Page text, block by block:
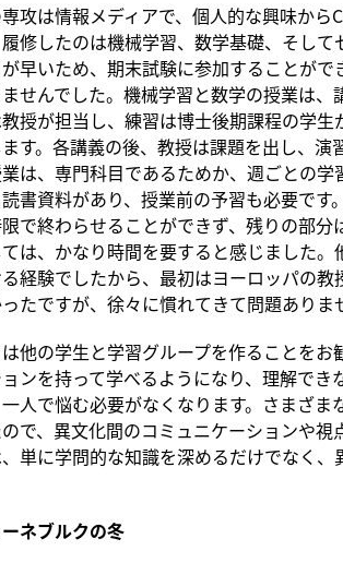
攻は情報メディアで、個人的な興味か
修したのは機械学習、数学基礎、そし
早いため、期末試験に参加することが
せんでした。機械学習と数学の授業は
授が担当し、練習は博士後期課程の学
す。各講義の後、教授は課題を出し、
は、専門科目であるためか、週ごとの
書資料があり、授業前の予習も必要で
で終わらせることができず、残りの部
ては、かなり時間を要すると感じました
経験でしたから、最初はヨーロッパの
たですが、徐々に慣れてきて問題ありま
他の学生と学習グループを作ることを
ンを持って学べるようになり、理解で
一人で悩む必要がなくなります。さまざ
ので、異文化間のコミュニケーションや
単に学問的な知識を深めるだけでなく
ネブルクの冬